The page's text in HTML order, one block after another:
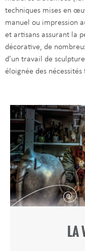
techniques mises en
manuel ou impression
et artisans assurant la
décorative, de
d’un travail de
éloignée des
LA